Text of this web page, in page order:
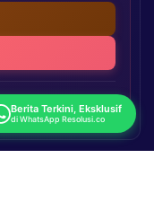
Berita Terkini, Eksklusif
di WhatsApp Resolusi.co